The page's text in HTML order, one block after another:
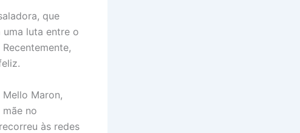
que
uma luta entre o
Maron,
no
às redes